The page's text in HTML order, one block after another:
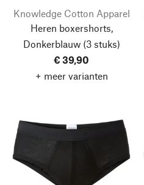
Knowledge Cotton Apparel
Heren boxershorts,
Donkerblauw(3 stuks)
€ 39,90
+ meer varianten